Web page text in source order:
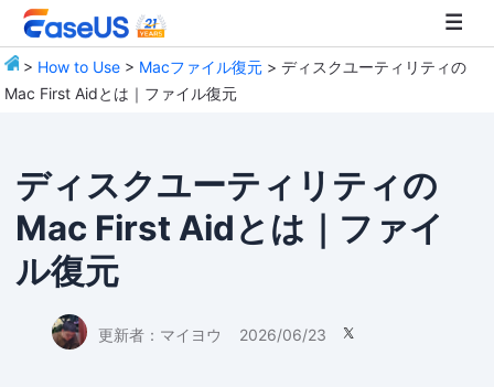
> How to Use > Macファイル復元 > ディスクユーティリティの
Mac First Aidとは｜ファイル復元
ディスクユーティリティの
Mac First Aidとは｜ファイ
ル復元
更新者： マイヨウ 2026/06/23 